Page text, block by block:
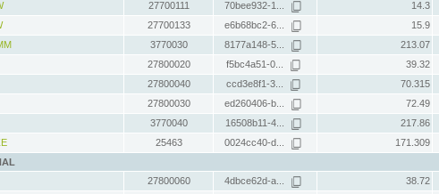
27700111 70bee932-1... 14.3
27700133 e6b68bc2-6... 15.9
3770030 8177a148-5... 213.07
27800020 f5bc4a51-0... 39.32
27800040 ccd3e8f1-3... 70.315
27800030 ed260406-b... 72.49
3770040 16508b11-4... 217.86
25463 0024cc40-d... 171.309
27800060 4dbce62d-a... 38.72